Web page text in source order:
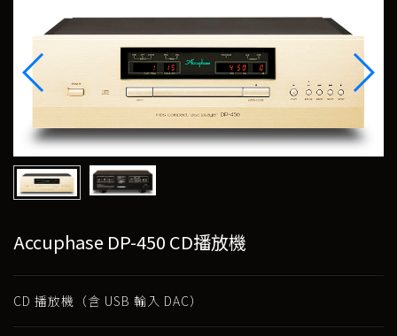
Accuphase DP-450 CD播放機
CD 播放機（含 USB 輸入 DAC）